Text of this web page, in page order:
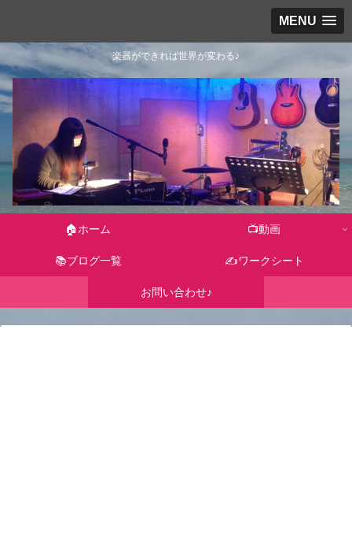
MENU
楽器ができれば世界が変わる♪
🏠ホーム 📺動画
📚ブログ一覧 ✍ワークシート
お問い合わせ♪